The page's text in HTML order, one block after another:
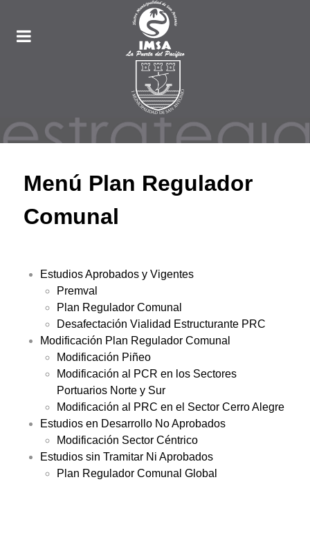
Menú Plan Regulador
Comunal
Estudios Aprobados y Vigentes
Premval
Plan Regulador Comunal
Desafectación Vialidad Estructurante PRC
Modificación Plan Regulador Comunal
Modificación Piñeo
Modificación al PCR en los Sectores
Portuarios Norte y Sur
Modificación al PRC en el Sector Cerro Alegre
Estudios en Desarrollo No Aprobados
Modificación Sector Céntrico
Estudios sin Tramitar Ni Aprobados
Plan Regulador Comunal Global